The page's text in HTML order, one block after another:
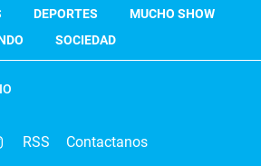
DEPORTES
MUCHO SHOW
SOCIEDAD
RSS Contactanos